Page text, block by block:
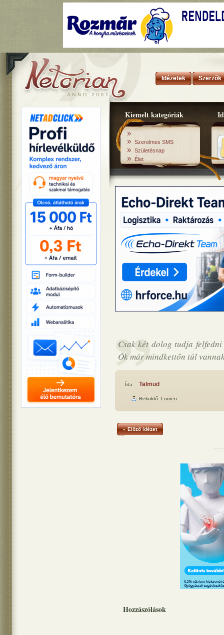
Idézetek Szerzők
Kiemelt kategóriák
»
» Szerelmes SMS
» Születésnap
» Élet
Csak két dolog tudja
Ők már mindkettőn túl
Írta: Talmud
Beküldő: Lumen
« Előző idézet
Hozzászólások